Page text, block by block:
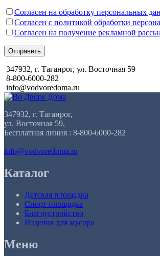
Согласен на обработку персональных
Согласен с политикой обработки
Согласен на получение рекламной
Отправить
347932, г. Таганрог, ул. Восточная 59
8-800-6000-282
info@vodvoredoma.ru
347932, г. Таганрог,
ул. Восточная 59,
Бесплатная линия : 8-800-6000-282
info@vodvoredoma.ru
Каталог
Детская площадка
Спорт площадка
Благоустройство
Изделия для мусора
Меню